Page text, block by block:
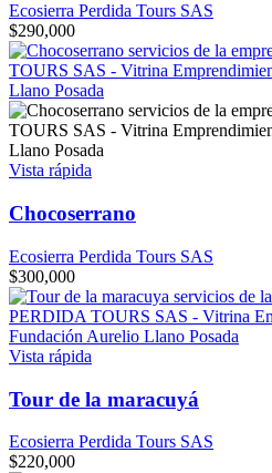
Ecosierra Perdida Tours SAS
$290,000
Vista rápida
Chocoserrano
Ecosierra Perdida Tours SAS
$300,000
Vista rápida
Tour de la maracuyá
Ecosierra Perdida Tours SAS
$220,000